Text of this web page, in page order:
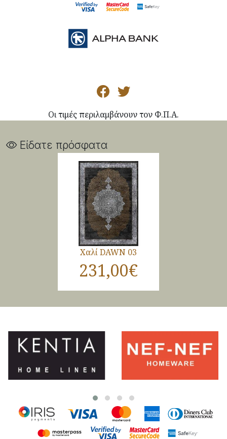
Οι τιμές περιλαμβάνουν τον Φ.Π.Α.
Είδατε πρόσφατα
Χαλί DAWN 03
231,00€